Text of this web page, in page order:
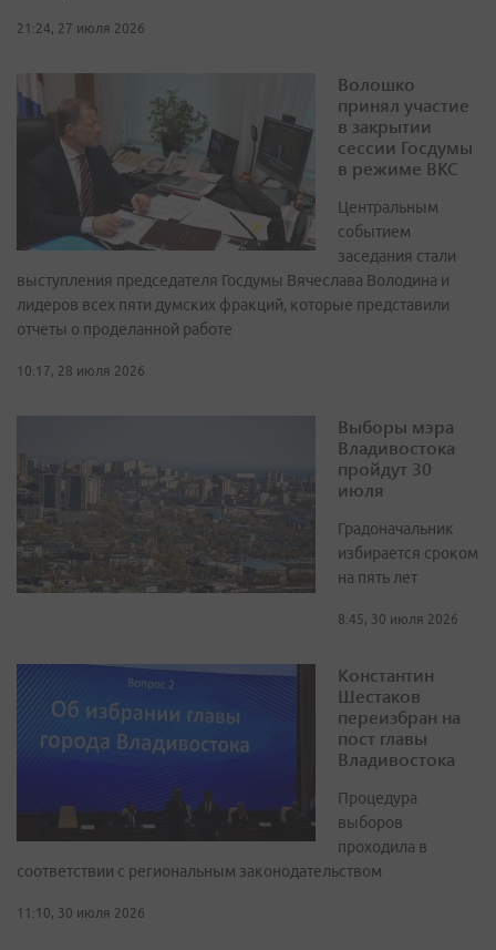
21:24, 27 июля 2026
Волошко
принял участие
в закрытии
сессии Госдумы
в режиме ВКС
Центральным
событием
заседания стали
выступления председателя Госдумы Вячеслава Володина и
лидеров всех пяти думских фракций, которые представили
отчеты о проделанной работе
10:17, 28 июля 2026
Выборы мэра
Владивостока
пройдут 30
июля
Градоначальник
избирается сроком
на пять лет
8:45, 30 июля 2026
Константин
Шестаков
переизбран на
пост главы
Владивостока
Процедура
выборов
проходила в
соответствии с региональным законодательством
11:10, 30 июля 2026